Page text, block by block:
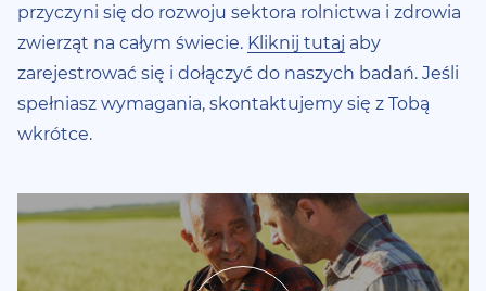
przyczyni się do rozwoju sektora rolnictwa i zdrowia
zwierząt na całym świecie. Kliknij tutaj aby
zarejestrować się i dołączyć do naszych badań. Jeśli
spełniasz wymagania, skontaktujemy się z Tobą
wkrótce­­­.